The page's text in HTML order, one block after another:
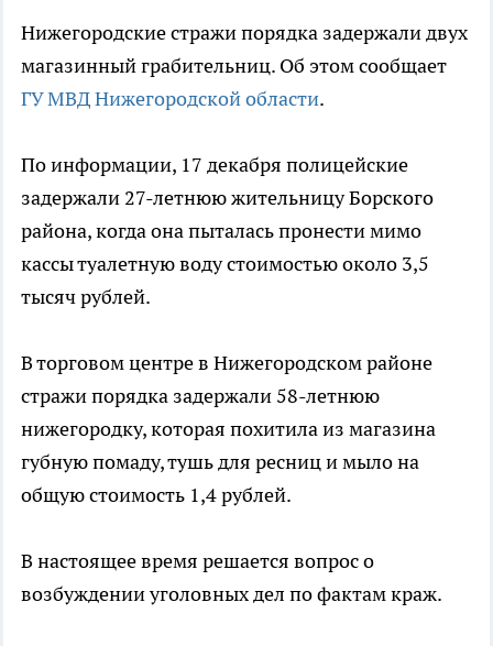
Нижегородские стражи порядка задержали двух
магазинный грабительниц. Об этом сообщает
ГУ МВД Нижегородской области.
По информации, 17 декабря полицейские
задержали 27-летнюю жительницу Борского
района, когда она пыталась пронести мимо
кассы туалетную воду стоимостью около 3,5
тысяч рублей.
В торговом центре в Нижегородском районе
стражи порядка задержали 58-летнюю
нижегородку, которая похитила из магазина
губную помаду, тушь для ресниц и мыло на
общую стоимость 1,4 рублей.
В настоящее время решается вопрос о
возбуждении уголовных дел по фактам краж.